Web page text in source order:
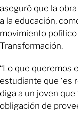
aseguró que la
a la educación,
movimiento político
Transformación.
“Lo que queremos
estudiante que ‘es
diga a un joven que
obligación de